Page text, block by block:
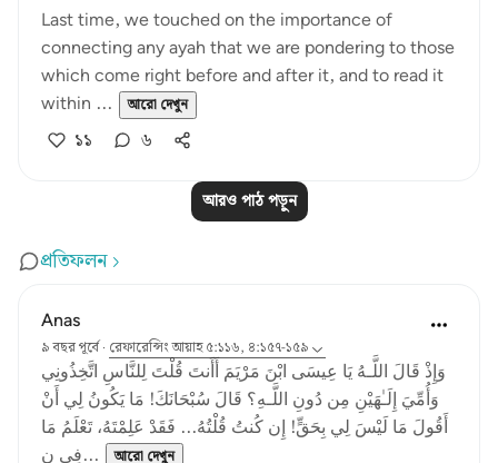
Last time, we touched on the importance of
connecting any ayah that we are pondering to those
which come right before and after it, and to read it
within ...
আরো দেখুন
১১ ৬
আরও পাঠ পড়ুন
প্রতিফলন
Anas
৯ বছর পূর্বে· রেফারেন্সিংআয়াহ ৫:১১৬, ৪:১৫৭-১৫৯
وَإِذْ قَالَ اللَّـهُ يَا عِيسَى ابْنَ مَرْيَمَ أَأَنتَ قُلْتَ لِلنَّاسِ اتَّخِذُونِي
وَأُمِّيَ إِلَـٰهَيْنِ مِن دُونِ اللَّـهِ؟ قَالَ سُبْحَانَكَ! مَا يَكُونُ لِي أَنْ
أَقُولَ مَا لَيْسَ لِي بِحَقٍّ! إِن كُنتُ قُلْتُهُ... فَقَدْ عَلِمْتَهُ، تَعْلَمُ مَا
فِي ن...
আরো দেখুন